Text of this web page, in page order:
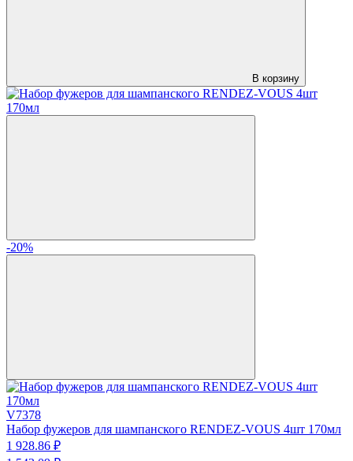
В корзину
-20%
V7378
Набор фужеров для шампанского RENDEZ-VOUS 4шт 170мл
1 928.86 ₽